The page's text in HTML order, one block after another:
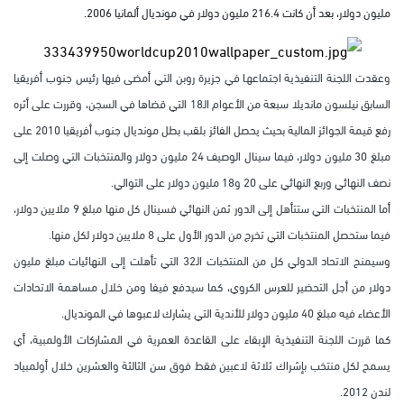
مليون دولار، بعد أن كانت 216.4 مليون دولار في مونديال ألمانيا 2006.
وعقدت اللجنة التنفيذية اجتماعها في جزيرة روبن التي أمضى فيها رئيس جنوب أفريقيا
السابق نيلسون مانديلا سبعة من الأعوام الـ18 التي قضاها في السجن، وقررت على أثره
رفع قيمة الجوائز المالية بحيث يحصل الفائز بلقب بطل مونديال جنوب أفريقيا 2010 على
مبلغ 30 مليون دولار، فيما سينال الوصيف 24 مليون دولار والمنتخبات التي وصلت إلى
نصف النهائي وربع النهائي على 20 و18 مليون دولار على التوالي.
أما المنتخبات التي ستتأهل إلى الدور ثمن النهائي فسينال كل منها مبلغ 9 ملايين دولار،
فيما ستحصل المنتخبات التي تخرج من الدور الأول على 8 ملايين دولار لكل منها.
وسيمنح الاتحاد الدولي كل من المنتخبات الـ32 التي تأهلت إلى النهائيات مبلغ مليون
دولار من أجل التحضير للعرس الكروي، كما سيدفع فيفا ومن خلال مساهمة الاتحادات
الأعضاء فيه مبلغ 40 مليون دولار للأندية التي يشارك لاعبوها في المونديال.
كما قررت اللجنة التنفيذية الإبقاء على القاعدة العمرية في المشاركات الأولمبية، أي
يسمح لكل منتخب بإشراك ثلاثة لاعبين فقط فوق سن الثالثة والعشرين خلال أولمبياد
لندن 2012.